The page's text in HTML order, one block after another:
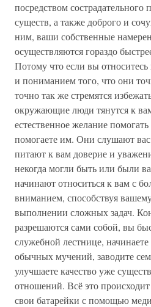
посредством
существ, а также доброго и
ним, ваши собственные
осуществляются гораздо
Потому что если вы
и пониманием того, что они
точно так же стремятся
окружающие люди тянутся к
естественное желание
помогаете им. Они слушают
питают к вам доверие и
некогда могли быть или были
начинают относиться к вам с
вниманием, способствуя
выполнении сложных задач.
разрешаются сами собой, вы
служебной лестнице,
обычных мучений, заводите
улучшаете качество уже
отношений. Всё это
свои батарейки с помощью